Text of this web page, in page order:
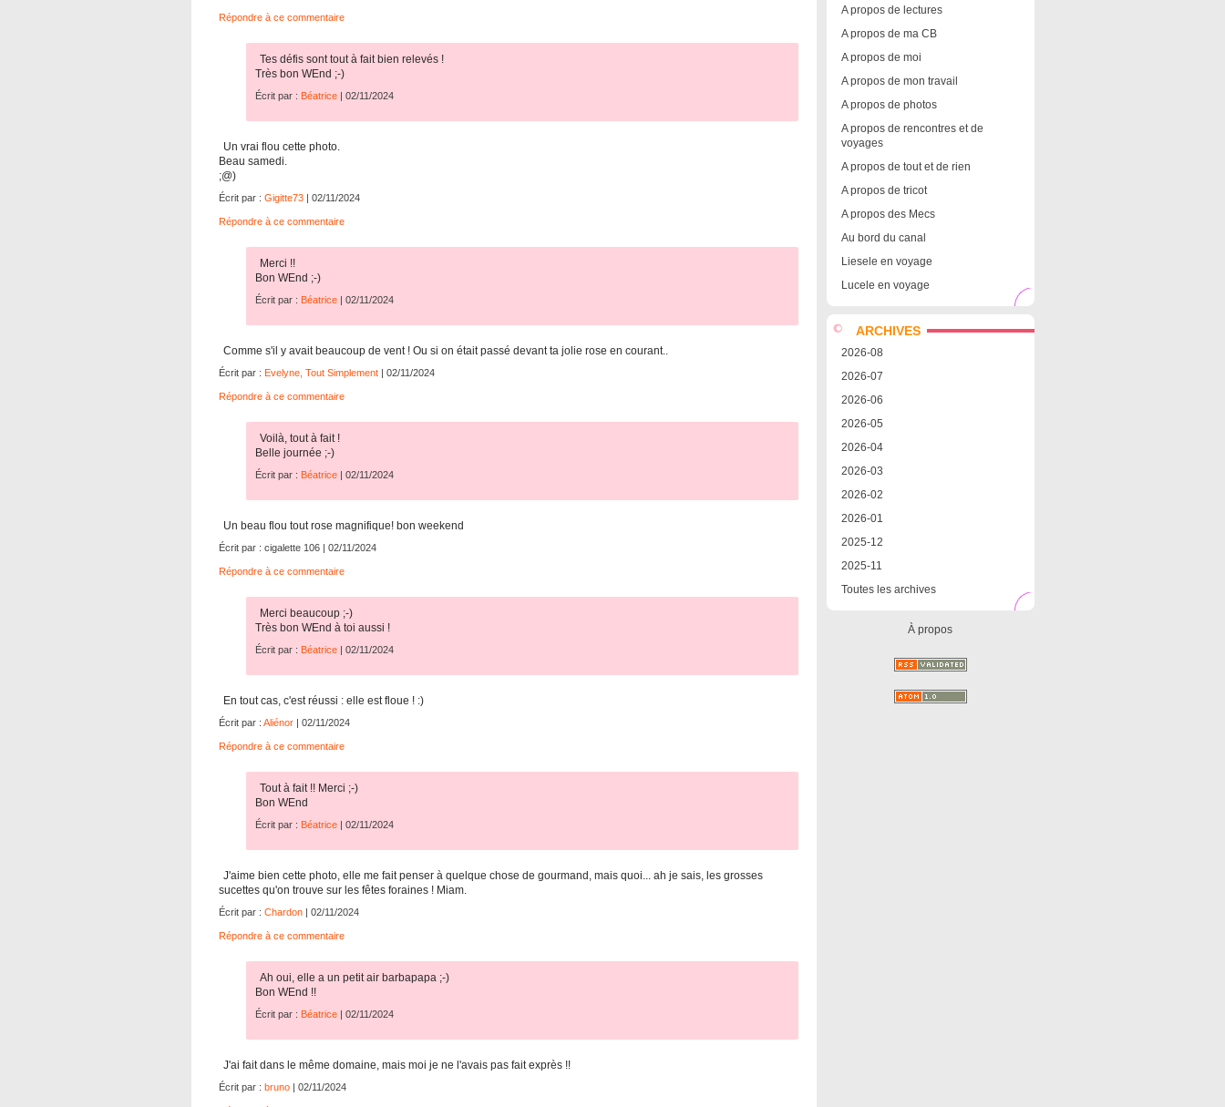
A propos de lectures
A propos de ma CB
A propos de moi
A propos de mon travail
A propos de photos
A propos de rencontres et de
voyages
A propos de tout et de rien
A propos de tricot
A propos des Mecs
Au bord du canal
Liesele en voyage
Lucele en voyage
ARCHIVES
2026-08
2026-07
2026-06
2026-05
2026-04
2026-03
2026-02
2026-01
2025-12
2025-11
Toutes les archives
À propos
Répondre à ce commentaire
Tes défis sont tout à fait bien relevés !
Très bon WEnd ;-)
Écrit par : Béatrice| 02/11/2024
Un vrai flou cette photo.
Beau samedi.
;@)
Écrit par : Gigitte73| 02/11/2024
Répondre à ce commentaire
Merci !!
Bon WEnd ;-)
Écrit par : Béatrice| 02/11/2024
Comme s'il y avait beaucoup de vent ! Ou si on était passé devant ta jolie rose en courant..
Écrit par : Evelyne, Tout Simplement| 02/11/2024
Répondre à ce commentaire
Voilà, tout à fait !
Belle journée ;-)
Écrit par : Béatrice| 02/11/2024
Un beau flou tout rose magnifique! bon weekend
Écrit par : cigalette 106 | 02/11/2024
Répondre à ce commentaire
Merci beaucoup ;-)
Très bon WEnd à toi aussi !
Écrit par : Béatrice| 02/11/2024
En tout cas, c'est réussi : elle est floue ! :)
Écrit par : Aliénor| 02/11/2024
Répondre à ce commentaire
Tout à fait !! Merci ;-)
Bon WEnd
Écrit par : Béatrice| 02/11/2024
J'aime bien cette photo, elle me fait penser à quelque chose de gourmand, mais quoi... ah je sais, les grosses
sucettes qu'on trouve sur les fêtes foraines ! Miam.
Écrit par : Chardon| 02/11/2024
Répondre à ce commentaire
Ah oui, elle a un petit air barbapapa ;-)
Bon WEnd !!
Écrit par : Béatrice| 02/11/2024
J'ai fait dans le même domaine, mais moi je ne l'avais pas fait exprès !!
Écrit par : bruno| 02/11/2024